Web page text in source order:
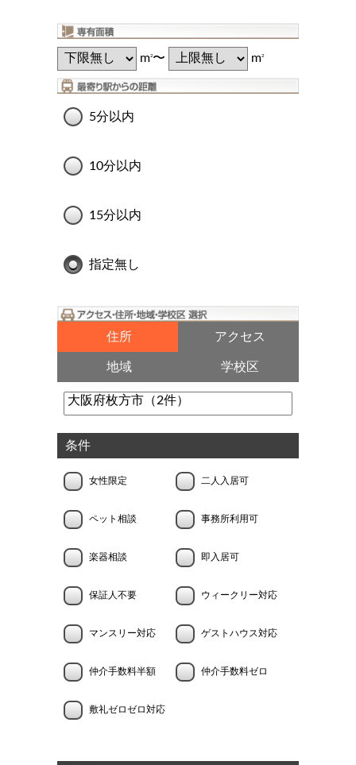
m2〜 m2
5分以内
10分以内
15分以内
指定無し
住所 アクセス
地域 学校区
条件
女性限定 二人入居可
ペット相談 事務所利用可
楽器相談 即入居可
保証人不要 ウィークリー対応
マンスリー対応 ゲストハウス対応
仲介手数料半額 仲介手数料ゼロ
敷礼ゼロゼロ対応